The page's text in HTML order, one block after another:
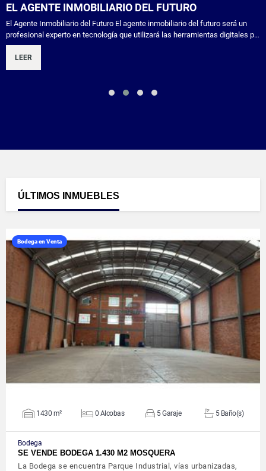
EL AGENTE INMOBILIARIO DEL FUTURO
El Agente Inmobiliario del Futuro El agente inmobiliario del futuro será un
profesional experto en tecnología que utilizará las herramientas digitales p…
LEER
ÚLTIMOS INMUEBLES
Bodega en Venta
VER DETALLES
1430 m² 0 Alcobas 5 Garaje 5 Baño(s)
Bodega
SE VENDE BODEGA 1.430 M2 MOSQUERA
La Bodega se encuentra Parque Industrial, vías urbanizadas,